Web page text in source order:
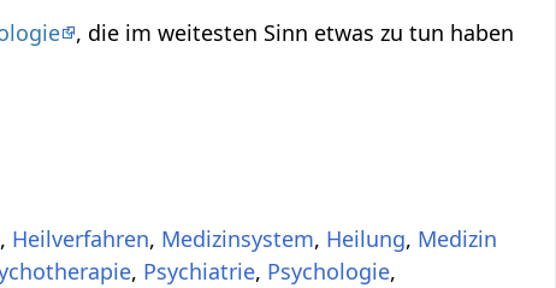
, die im weitesten Sinn etwas zu tun haben
, Heilverfahren, Medizinsystem, Heilung, Medizin
, Psychiatrie, Psychologie,